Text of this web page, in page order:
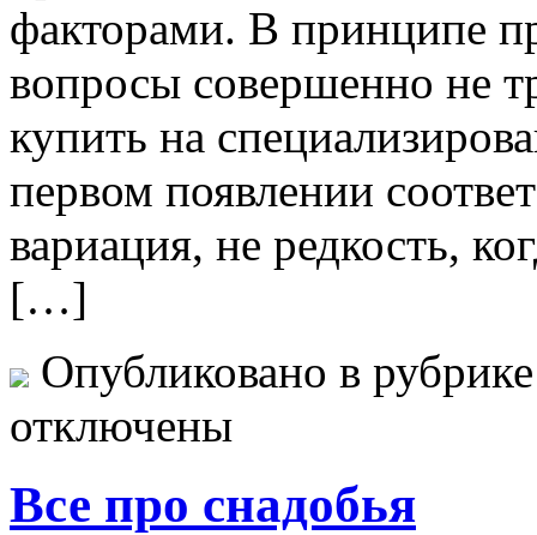
факторами. В принципе
вопросы совершенно не
купить на
первом появлении
вариация, не редкость,
[…]
Опубликовано в
отключены
Все про снадобья